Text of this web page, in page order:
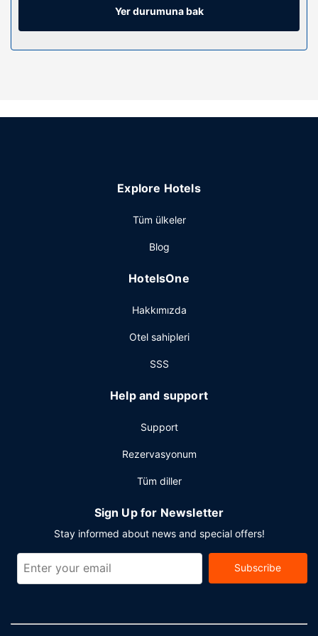
Otelin güzelliği
Kapalı havuz, jakuzi ve spor salonu dâhil sunulan dinlenme
servisiyle çevreyi gezebilir.
servisi imkanı mevcut. Barda/oturma salonunda
gün 6 ve 10 arasında ücretli tam kahvaltı servisi
Misafirler için 24 saat açık ofis, hızlı giriş ve hızlı çıkış
planlıyorsunuz? Bu otel misafirlerimize 10000 ayak kare
Misafirler için ücretsiz gidiş-dönüş havaalanı transfer
servisi 24 saat hizmet vermektedir.
Yer durumuna bak
Explore Hotels
Tüm ülkeler
Blog
HotelsOne
Hakkımızda
Otel sahipleri
SSS
Help and support
Support
Rezervasyonum
Tüm diller
Sign Up for Newsletter
Stay informed about news and special offers!
Subscribe